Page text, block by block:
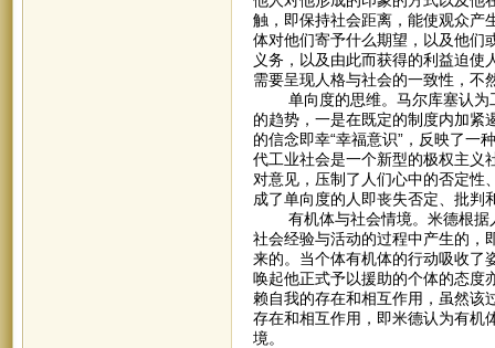
触，即保持社会距离，能使观众产
体对他们寄予什么期望，以及他们
义务，以及由此而获得的利益迫
需要呈现人格与社会的一致性，不
单向度的思维。马尔库塞认为工
的趋势，一是在既定的制度内加紧
的信念即幸“幸福意识”，反映了一
代工业社会是一个新型的极权主义
对意见，压制了人们心中的否定性
成了单向度的人即丧失否定、批判
有机体与社会情境。米德根据人
社会经验与活动的过程中产生的，
来的。当个体有机体的行动吸收了
唤起他正式予以援助的个体的态度
赖自我的存在和相互作用，虽然该
存在和相互作用，即米德认为有机
境。